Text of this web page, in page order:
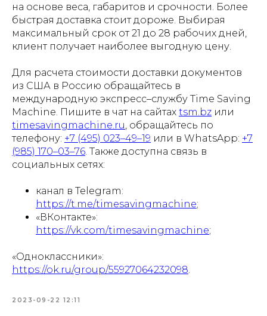
на основе веса, габаритов и срочности. Более
быстрая доставка стоит дороже. Выбирая
максимальный срок от 21 до 28 рабочих дней,
клиент получает наиболее выгодную цену.
Для расчета стоимости доставки документов
из США в Россию обращайтесь в
международную экспресс–службу Time Saving
Machine. Пишите в чат на сайтах tsm.bz или
timesavingmachine.ru , обращайтесь по
телефону: +7 (495) 023–49–19 или в WhatsApp: +7
(985) 170–03–76 . Также доступна связь в
социальных сетях:
канал в Telegram:
https://t.me/timesavingmachine;
«ВКонтакте»:
https://vk.com/timesavingmachine;
«Одноклассники»:
https://ok.ru/group/55927064232098
2023-09-22 12:11